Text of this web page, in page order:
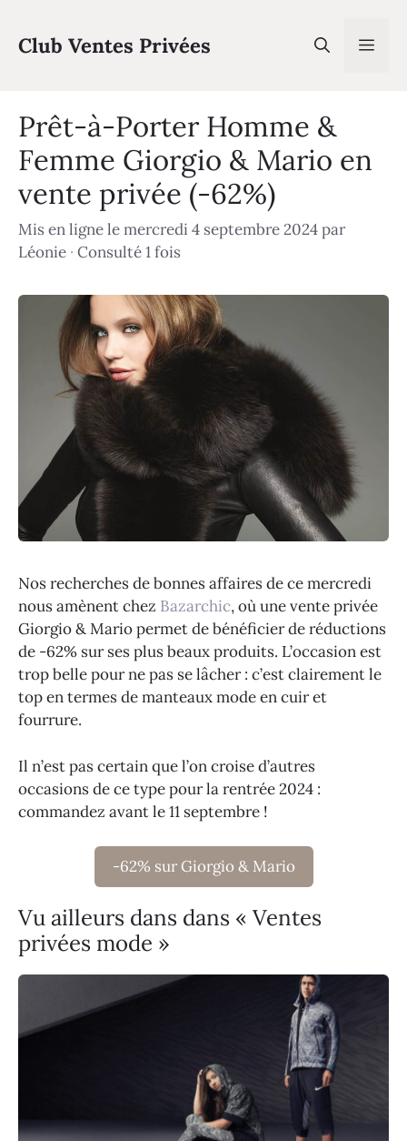
contenu
Club Ventes Privées
Prêt-à-Porter Homme &
Femme Giorgio & Mario en
vente privée (-62%)
Mis en ligne le mercredi 4 septembre 2024par
Léonie · Consulté 1 fois
Nos recherches de bonnes affaires de ce mercredi
nous amènent chez Bazarchic, où une vente privée
Giorgio & Mario permet de bénéficier de réductions
de -62% sur ses plus beaux produits. L’occasion est
trop belle pour ne pas se lâcher : c’est clairement le
top en termes de manteaux mode en cuir et
fourrure.
Il n’est pas certain que l’on croise d’autres
occasions de ce type pour la rentrée 2024 :
commandez avant le 11 septembre !
-62% sur Giorgio & Mario
Vu ailleurs dans dans « Ventes
privées mode »